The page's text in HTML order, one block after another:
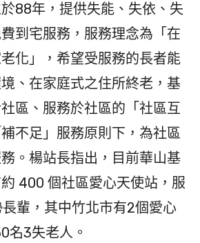
88年，提供失能、失依、失
到宅服務，服務理念為「在
化」，希望受服務的長者能
、在家庭式之住所終老，基
區、服務於社區的「社區互
不足」服務原則下，為社區
。楊站長指出，目前華山基
400 個社區愛心天使站，服
輩，其中竹北市有2個愛心
名3失老人。